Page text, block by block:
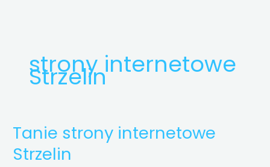
strony internetowe
Strzelin
Tanie strony internetowe
Strzelin
Tanie
strony
internetowe